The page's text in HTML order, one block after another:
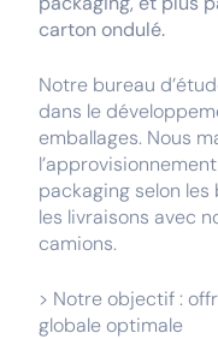
carton ondulé.
Notre bureau
dans le
emballages. Nous
packaging selon
les livraisons avec
camions.
> Notre objectif :
globale optimale